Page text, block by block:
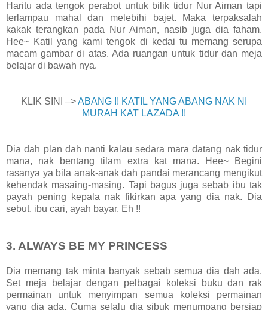
Haritu ada tengok perabot untuk bilik tidur Nur Aiman tapi
terlampau mahal dan melebihi bajet. Maka terpaksalah
kakak terangkan pada Nur Aiman, nasib juga dia faham.
Hee~ Katil yang kami tengok di kedai tu memang serupa
macam gambar di atas. Ada ruangan untuk tidur dan meja
belajar di bawah nya.
KLIK SINI –>ABANG !! KATIL YANG ABANG NAK NI
MURAH KAT LAZADA !!
Dia dah plan dah nanti kalau sedara mara datang nak tidur
mana, nak bentang tilam extra kat mana. Hee~ Begini
rasanya ya bila anak-anak dah pandai merancang mengikut
kehendak masaing-masing. Tapi bagus juga sebab ibu tak
payah pening kepala nak fikirkan apa yang dia nak. Dia
sebut, ibu cari, ayah bayar. Eh !!
3. ALWAYS BE MY PRINCESS
Dia memang tak minta banyak sebab semua dia dah ada.
Set meja belajar dengan pelbagai koleksi buku dan rak
permainan untuk menyimpan semua koleksi permainan
yang dia ada. Cuma selalu dia sibuk menumpang bersiap